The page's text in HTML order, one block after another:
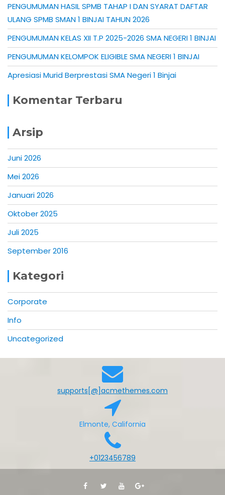
PENGUMUMAN HASIL SPMB TAHAP I DAN SYARAT DAFTAR
ULANG SPMB SMAN 1 BINJAI TAHUN 2026
PENGUMUMAN KELAS XII T.P 2025-2026 SMA NEGERI 1 BINJAI
PENGUMUMAN KELOMPOK ELIGIBLE SMA NEGERI 1 BINJAI
Apresiasi Murid Berprestasi SMA Negeri 1 Binjai
Komentar Terbaru
Arsip
Juni 2026
Mei 2026
Januari 2026
Oktober 2025
Juli 2025
September 2016
Kategori
Corporate
Info
Uncategorized
supports[@]acmethemes.com
Elmonte, California
+0123456789